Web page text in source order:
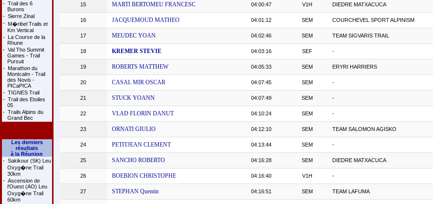
- Trail des 6
Burons
- Sierre Zinal
- M�ribel Trails et
Km Vertical
- La Course de la
Rhune
- Val Tho Summit
Games - Trail
Pursuit
- Marathon du
Montcalm - Trail
des Novis -
PICaPICA
- TIGNES Trail
- Trail des Etoiles
05
- Trails Alpins du
Grand Bec
Les derniers
résultats
à la Réunion
- Sakikour (SK) Leu
Oxyg�ne Trail
30km
- Ascension de
l'Ouest (AO) Leu
Oxyg�ne Trail
60km
15 MARTI BERTOMEU FRANCESC 04:00:47 V1H DIEDRE MATXACUCA
16 JACQUEMOUD MATHEO 04:01:12 SEM COURCHEVEL SPORT ALPINISM
17 MEUDEC YOAN 04:02:46 SEM TEAM SIGVARIS TRAIL
18 KREMER STEVIE 04:03:16 SEF -
19 ROBERTS MATTHEW 04:05:33 SEM ERYRI HARRIERS
20 CASAL MIR OSCAR 04:07:45 SEM -
21 STUCK YOANN 04:07:49 SEM -
22 VLAD FLORIN DANUT 04:10:24 SEM -
23 ORNATI GIULIO 04:12:10 SEM TEAM SALOMON AGISKO
24 PETITJEAN CLEMENT 04:13:44 SEM -
25 SANCHO ROBERTO 04:16:28 SEM DIEDRE MATXACUCA
26 BOEBION CHRISTOPHE 04:16:40 V1H -
27 STEPHAN Quentin 04:16:51 SEM TEAM LAFUMA